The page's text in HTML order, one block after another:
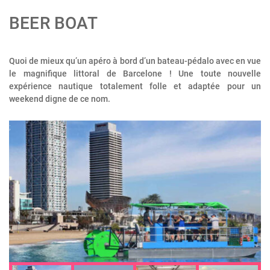
BEER BOAT
Quoi de mieux qu’un apéro à bord d’un bateau-pédalo avec en vue
le magnifique littoral de Barcelone ! Une toute nouvelle
expérience nautique totalement folle et adaptée pour un
weekend digne de ce nom.
;